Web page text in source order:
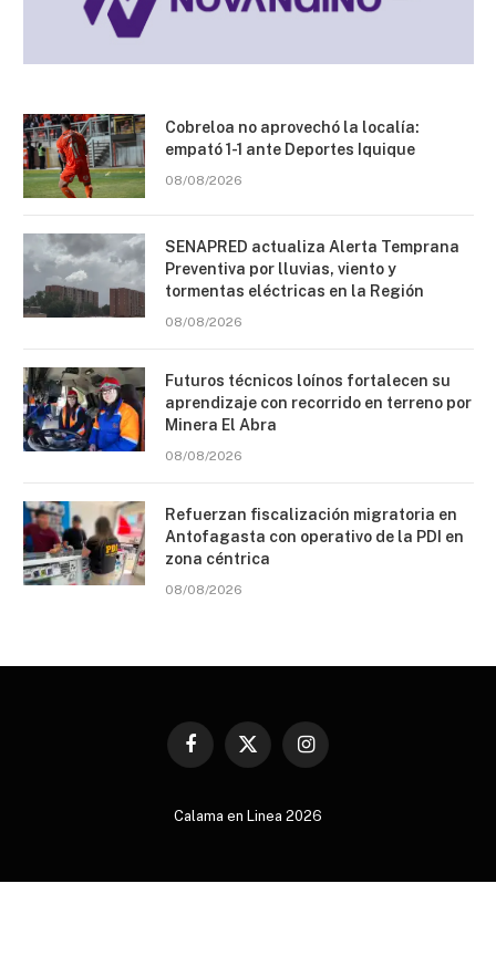
Cobreloa no aprovechó la localía:
empató 1-1 ante Deportes Iquique
08/08/2026
SENAPRED actualiza Alerta Temprana
Preventiva por lluvias, viento y
tormentas eléctricas en la Región
08/08/2026
Futuros técnicos loínos fortalecen su
aprendizaje con recorrido en terreno por
Minera El Abra
08/08/2026
Refuerzan fiscalización migratoria en
Antofagasta con operativo de la PDI en
zona céntrica
08/08/2026
Facebook
X
Instagram
Calama en Linea 2026